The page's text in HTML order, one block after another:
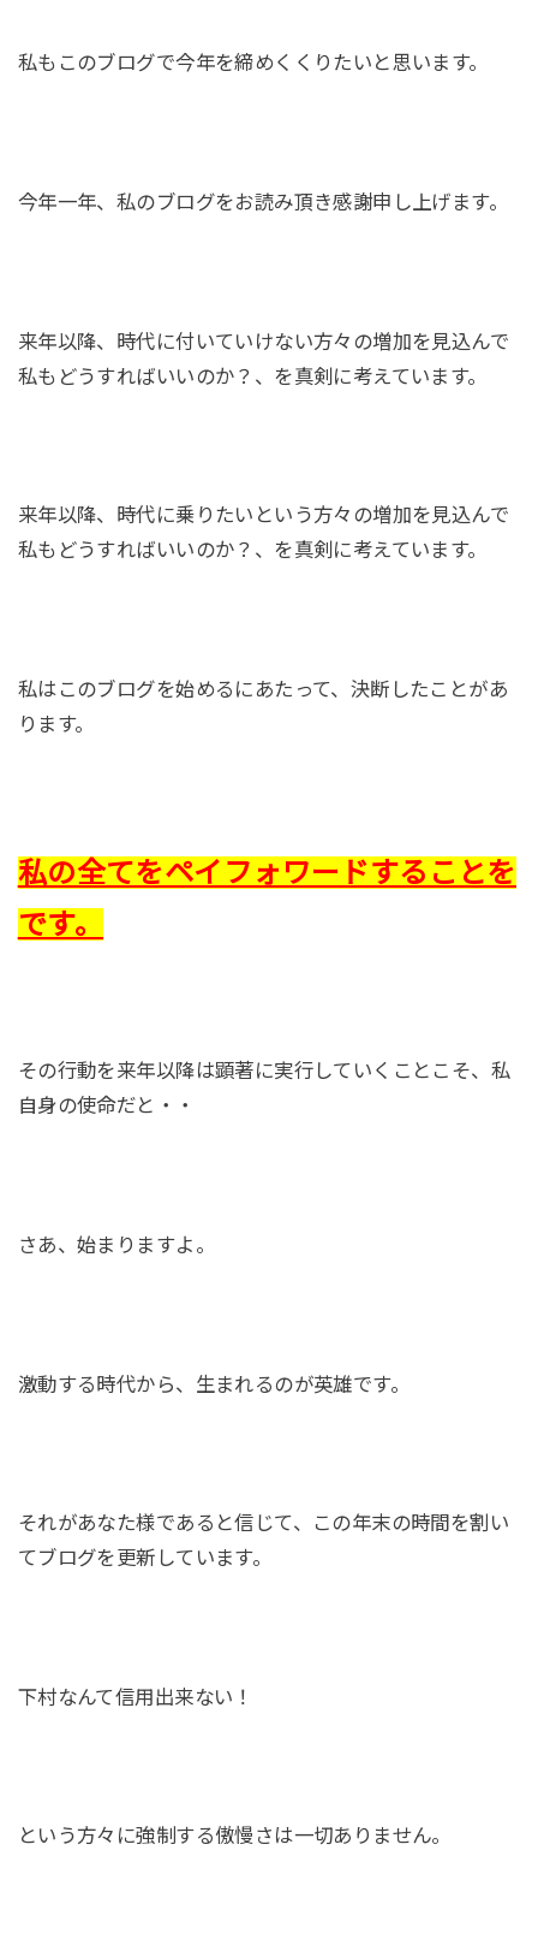
私もこのブログで今年を締めくくりたいと思います。
今年一年、私のブログをお読み頂き感謝申し上げます。
来年以降、時代に付いていけない方々の増加を見込んで
私もどうすればいいのか？、を真剣に考えています。
来年以降、時代に乗りたいという方々の増加を見込んで
私もどうすればいいのか？、を真剣に考えています。
私はこのブログを始めるにあたって、決断したことがあ
ります。
私の全てをペイフォワードすることを
です。
その行動を来年以降は顕著に実行していくことこそ、私
自身の使命だと・・
さあ、始まりますよ。
激動する時代から、生まれるのが英雄です。
それがあなた様であると信じて、この年末の時間を割い
てブログを更新しています。
下村なんて信用出来ない！
という方々に強制する傲慢さは一切ありません。